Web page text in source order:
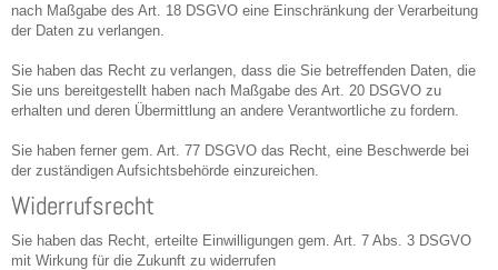
nach Maßgabe des Art. 18 DSGVO eine Einschränkung der Verarbeitung
der Daten zu verlangen.
Sie haben das Recht zu verlangen, dass die Sie betreffenden Daten, die
Sie uns bereitgestellt haben nach Maßgabe des Art. 20 DSGVO zu
erhalten und deren Übermittlung an andere Verantwortliche zu fordern.
Sie haben ferner gem. Art. 77 DSGVO das Recht, eine Beschwerde bei
der zuständigen Aufsichtsbehörde einzureichen.
Widerrufsrecht
Sie haben das Recht, erteilte Einwilligungen gem. Art. 7 Abs. 3 DSGVO
mit Wirkung für die Zukunft zu widerrufen